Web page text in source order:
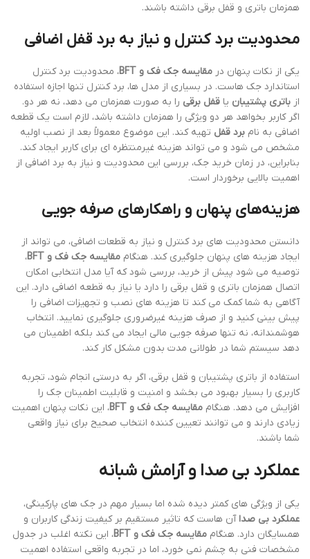
همزمان باتری و قفل برقی داشته باشند.
محدودیت برد کنترل و نیاز به برد قفل اضافی
یکی از نکات پنهان در مقایسه جک فک و BFT
، محدودیت برد کنترل
استاندارد جک هاست. در بسیاری از مدل ها، برد کنترل تنها اجازه استفاده
از باتری پشتیبان یا قفل برقی را به صورت همزمان می دهد، نه هر دو.
اگر کاربر بخواهد هر دو ویژگی را همزمان داشته باشد، لازم است یک قطعه
اضافی به نام برد قفل تهیه کند. این موضوع معمولاً بعد از نصب اولیه
مشخص می شود و می تواند هزینه غیرمنتظره ای برای کاربر ایجاد کند.
بنابراین، در زمان خرید جک، بررسی این محدودیت و نیاز به برد اضافی از
اهمیت بالایی برخوردار است.
هزینه‌های پنهان و راهکارهای صرفه جویی
دانستن محدودیت های برد کنترل و نیاز به قطعات اضافی، می تواند از
ایجاد هزینه های پنهان جلوگیری کند. هنگام مقایسه جک فک و BFT
،
توصیه می شود پیش از خرید، بررسی شود که آیا مدل انتخابی امکان
اتصال همزمان باتری و قفل برقی را دارد یا نیاز به قطعه اضافی دارد. این
آگاهی به شما کمک می کند تا هزینه های نصب و تجهیزات اضافی را
پیش بینی کنید و از صرف هزینه غیرضروری جلوگیری نمایید. انتخاب
هوشمندانه، نه تنها صرفه جویی مالی ایجاد می کند بلکه اطمینان می
دهد سیستم شما در طولانی مدت بدون مشکل کار کند.
استفاده از باتری پشتیبان و قفل برقی، اگر به درستی انجام شود، تجربه
کاربری را بسیار بهبود می بخشد و امنیت و قابلیت اطمینان جک را
افزایش می دهد. هنگام مقایسه جک فک و BFT
، این نکات پنهان اهمیت
زیادی دارند و می توانند تعیین کننده انتخاب صحیح برای نیاز واقعی
شما باشند.
عملکرد بی صدا و آرامش شبانه
یکی از ویژگی های کمتر دیده شده اما بسیار مهم در جک های پارکینگی،
عملکرد بی صدا آن هاست که تاثیر مستقیم بر کیفیت زندگی کاربران و
همسایگان دارد. هنگام مقایسه جک فک و BFT
، این نکته اغلب در جدول
مشخصات فنی به چشم نمی خورد، اما در تجربه واقعی استفاده اهمیت